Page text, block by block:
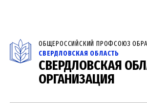
ОБЩЕРОССИЙСКИЙ ПРОФСОЮЗ
СВЕРДЛОВСКАЯ ОБЛАСТЬ
СВЕРДЛОВСКАЯ
ОРГАНИЗАЦИЯ